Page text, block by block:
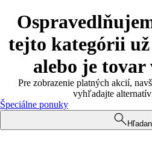
tejto kategórii
alebo je tovar
Pre zobrazenie platných akcií,
vyhľadajte
Špeciálne ponuky